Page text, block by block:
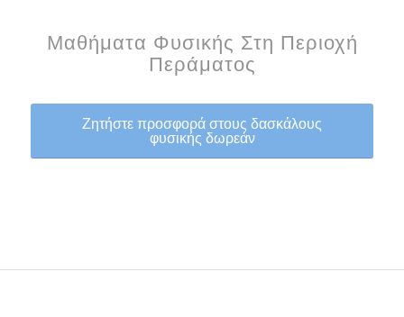
Μαθήματα Φυσικής Στη Περιοχή
Περάματος
Ζητήστε προσφορά στους δασκάλους
φυσικής δωρεάν